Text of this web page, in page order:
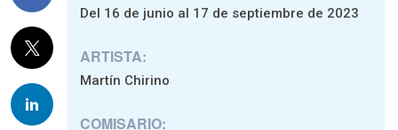
Del 16 de junio al 17 de septiembre de 2023
ARTISTA:
Martín Chirino
COMISARIO: